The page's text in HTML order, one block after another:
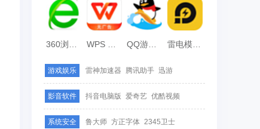
雷电模拟器
游戏娱乐 雷神加速器 腾讯助手 迅游
影音软件 抖音电脑版 爱奇艺 优酷视频
系统安全 鲁大师 方正字体 2345卫士